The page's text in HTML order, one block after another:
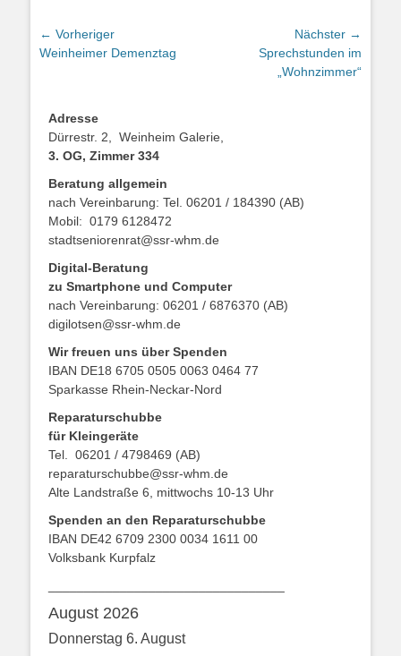
Beitragsnavigation
← Vorheriger
Vorheriger
Weinheimer Demenztag
Nächster →
Sprechstunden im
„Wohnzimmer“
Adresse
Dürrestr. 2, Weinheim Galerie,
3. OG, Zimmer 334
Beratung allgemein
nach Vereinbarung: Tel. 06201 / 184390 (AB)
Mobil: 0179 6128472
stadtseniorenrat@ssr-whm.de
Digital-Beratung
zu Smartphone und Computer
nach Vereinbarung: 06201 / 6876370 (AB)
digilotsen@ssr-whm.de
Wir freuen uns über Spenden
IBAN DE18 6705 0505 0063 0464 77
Sparkasse Rhein-Neckar-Nord
Reparaturschubbe
für Kleingeräte
Tel. 06201 / 4798469 (AB)
reparaturschubbe@ssr-whm.de
Alte Landstraße 6, mittwochs 10-13 Uhr
Spenden an den Reparaturschubbe
IBAN DE42 6709 2300 0034 1611 00
Volksbank Kurpfalz
August 2026
Donnerstag 6. August